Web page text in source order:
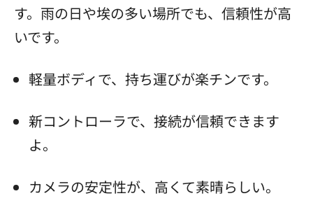
す。雨の日や埃の多い場所でも、信頼性が高
いです。
軽量ボディで、持ち運びが楽チンです。
新コントローラで、接続が信頼できます
よ。
カメラの安定性が、高くて素晴らしい。